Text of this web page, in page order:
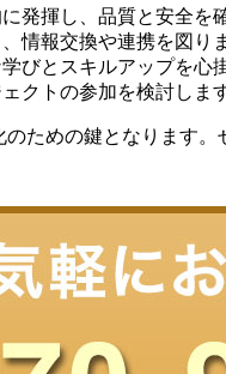
発揮し、品質と安全を
情報交換や連携を図り
びとスキルアップを心
クトの参加を検討します
ための鍵となります